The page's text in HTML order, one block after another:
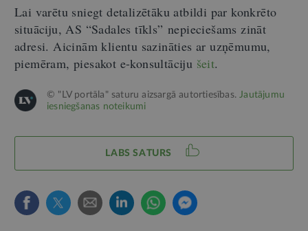
Lai varētu sniegt detalizētāku atbildi par konkrēto
situāciju, AS “Sadales tīkls” nepieciešams zināt
adresi. Aicinām klientu sazināties ar uzņēmumu,
piemēram, piesakot e-konsultāciju šeit.
© "LV portāla" saturu aizsargā autortiesības.Jautājumu
iesniegšanas noteikumi
LABS SATURS